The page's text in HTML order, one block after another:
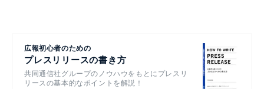
広報初心者のための
プレスリリースの書き方
共同通信社グループのノウハウをもとにプレスリ
リースの基本的なポイントを解説！